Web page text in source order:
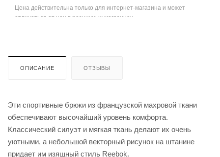
Цена действительна только для интернет-магазина и может
отличаться от цен в розничных магазинах
ОПИСАНИЕ ОТЗЫВЫ
Эти спортивные брюки из французской махровой ткани
обеспечивают высочайший уровень комфорта.
Классический силуэт и мягкая ткань делают их очень
уютными, а небольшой векторный рисунок на штанине
придает им изящный стиль Reebok.